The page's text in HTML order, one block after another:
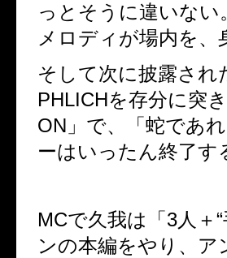
っとそうに違いな
メロディが場内を、
そして次に披露され
PHLICHを存分に突
ON 」で、「蛇であ
ーはいったん終了す
MCで久我は「 3人＋“
ンの本編をやり、